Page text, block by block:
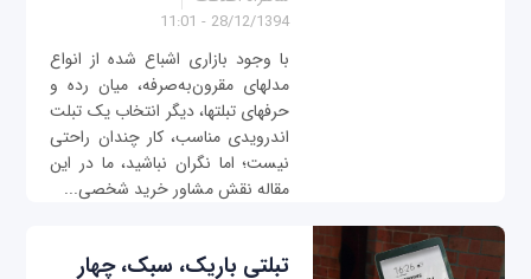
28/12/1394 - 11:01
با وجود بازاری اشباع شده از انواع
مدل‎های مقرون‌به‌صرفه، میان رده و
حرفه‎ای تبلت‎ها، دیگر انتخاب یک تبلت
اندرویدی مناسب، کار چندان راحتی
نیست؛ اما نگران نباشید، ما در این
مقاله نقش مشاور خرید شخصی...
تبلتی باریک، سبک، چهار